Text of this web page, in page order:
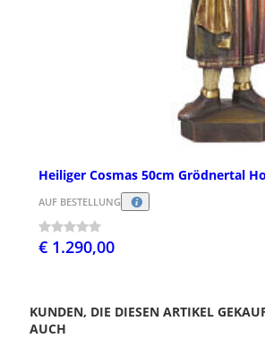
Heiliger Cosmas 50cm Grödnertal
AUF BESTELLUNG
€ 1.290,00
KUNDEN, DIE DIESEN ARTIKEL
AUCH